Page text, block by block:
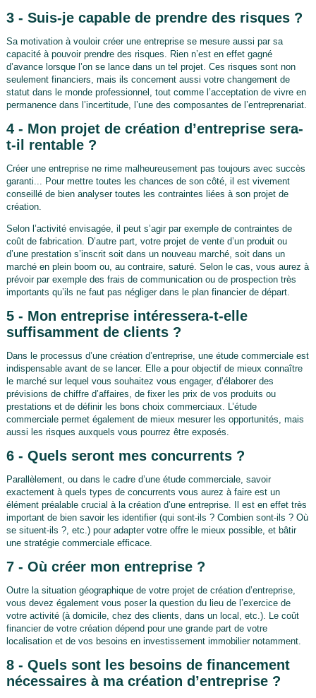
3 - Suis-je capable de prendre des risques ?
Sa motivation à vouloir créer une entreprise se mesure aussi par sa
capacité à pouvoir prendre des risques. Rien n’est en effet gagné
d’avance lorsque l’on se lance dans un tel projet. Ces risques sont non
seulement financiers, mais ils concernent aussi votre changement de
statut dans le monde professionnel, tout comme l’acceptation de vivre en
permanence dans l’incertitude, l’une des composantes de l’entreprenariat.
4 - Mon projet de création d’entreprise sera-
t-il rentable ?
Créer une entreprise ne rime malheureusement pas toujours avec succès
garanti... Pour mettre toutes les chances de son côté, il est vivement
conseillé de bien analyser toutes les contraintes liées à son projet de
création.
Selon l’activité envisagée, il peut s’agir par exemple de contraintes de
coût de fabrication. D’autre part, votre projet de vente d’un produit ou
d’une prestation s’inscrit soit dans un nouveau marché, soit dans un
marché en plein boom ou, au contraire, saturé. Selon le cas, vous aurez à
prévoir par exemple des frais de communication ou de prospection très
importants qu’ils ne faut pas négliger dans le plan financier de départ.
5 - Mon entreprise intéressera-t-elle
suffisamment de clients ?
Dans le processus d’une création d’entreprise, une étude commerciale est
indispensable avant de se lancer. Elle a pour objectif de mieux connaître
le marché sur lequel vous souhaitez vous engager, d’élaborer des
prévisions de chiffre d’affaires, de fixer les prix de vos produits ou
prestations et de définir les bons choix commerciaux. L’étude
commerciale permet également de mieux mesurer les opportunités, mais
aussi les risques auxquels vous pourrez être exposés.
6 - Quels seront mes concurrents ?
Parallèlement, ou dans le cadre d’une étude commerciale, savoir
exactement à quels types de concurrents vous aurez à faire est un
élément préalable crucial à la création d’une entreprise. Il est en effet très
important de bien savoir les identifier (qui sont-ils ? Combien sont-ils ? Où
se situent-ils ?, etc.) pour adapter votre offre le mieux possible, et bâtir
une stratégie commerciale efficace.
7 - Où créer mon entreprise ?
Outre la situation géographique de votre projet de création d’entreprise,
vous devez également vous poser la question du lieu de l’exercice de
votre activité (à domicile, chez des clients, dans un local, etc.). Le coût
financier de votre création dépend pour une grande part de votre
localisation et de vos besoins en investissement immobilier notamment.
8 - Quels sont les besoins de financement
nécessaires à ma création d’entreprise ?